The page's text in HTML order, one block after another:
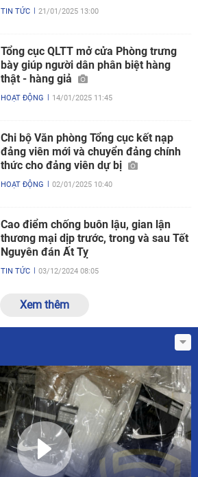
TIN TỨC 21/01/2025 13:00
Tổng cục QLTT mở cửa Phòng trưng
bày giúp người dân phân biệt hàng
thật - hàng giả
HOẠT ĐỘNG 14/01/2025 11:45
Chi bộ Văn phòng Tổng cục kết nạp
đảng viên mới và chuyển đảng chính
thức cho đảng viên dự bị
HOẠT ĐỘNG 02/01/2025 10:40
Cao điểm chống buôn lậu, gian lận
thương mại dịp trước, trong và sau Tết
Nguyên đán Ất Tỵ
TIN TỨC 03/12/2024 08:05
Xem thêm